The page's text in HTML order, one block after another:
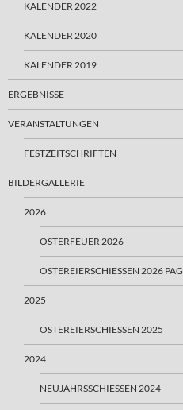
KALENDER 2022
KALENDER 2020
KALENDER 2019
ERGEBNISSE
VERANSTALTUNGEN
FESTZEITSCHRIFTEN
BILDERGALLERIE
2026
OSTERFEUER 2026
OSTEREIERSCHIESSEN 2026 PAGE
2025
OSTEREIERSCHIESSEN 2025
2024
NEUJAHRSSCHIESSEN 2024